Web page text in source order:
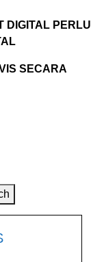
DIGITAL PERLU
SECARA